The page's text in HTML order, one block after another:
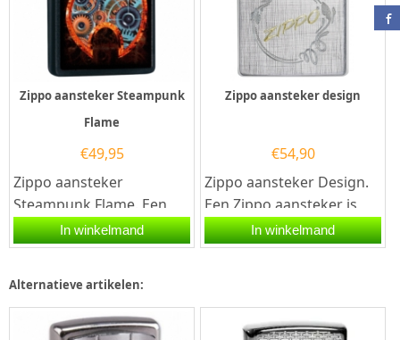
Zippo aansteker Steampunk
Flame
€49,95
Zippo aansteker
Steampunk Flame. Een
Zippo aansteker is een
kwalitatief
In winkelmand
Zippo aansteker design
€54,90
Zippo aansteker Design.
Een Zippo aansteker is
een kwalitatief
goede aansteker met de...
In winkelmand
Alternatieve artikelen: